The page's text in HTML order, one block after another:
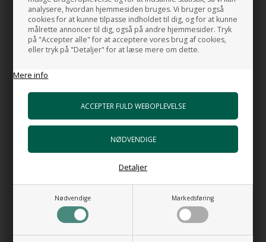
analysere, hvordan hjemmesiden bruges. Vi bruger også
cookies for at kunne tilpasse indholdet til dig, og for at kunne
målrette annoncer til dig, også på andre hjemmesider. Tryk
på "Accepter alle" for at acceptere vores brug af cookies,
eller tryk på "Detaljer" for at læse mere om dette.
Mere info
Nødvendige Markedsføring
Detaljer
bruseniche.
Mål:
Bredde:Fra 87 - 139 cm.
Indgangs åbning: fra 66-100 cm.
Placering:Fastgøres til væg
Materiale:
8 mm. sikkerhedsglas
Certified by TÜV
HUSK OGSÅ DISSE